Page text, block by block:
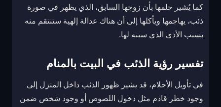
كما يُشير حلمها بأن زوجها السابق، الذي يظهر في صورة
ذئب، يهاجمها ويأكلها إلى أن هناك عدالة إلهية ستنتقم منه
بسبب الأذى الذي سببه لها.
تفسير رؤية الذئب في البيت بالمنام
في تأويل الأحلام، قد يشير ظهور الذئب داخل المنزل إلى
وجود خطر قادم مثل دخول اللصوص أو وجود شخص ضمن